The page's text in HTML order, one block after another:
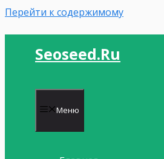
Перейти к содержимому
Seoseed.ru
Меню